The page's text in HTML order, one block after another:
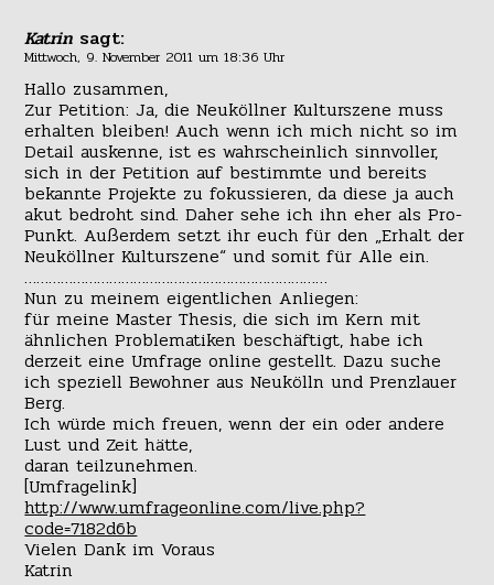
Katrin sagt:
Mittwoch, 9. November 2011 um 18:36 Uhr
Hallo zusammen,
Zur Petition: Ja, die Neuköllner Kulturszene muss
erhalten bleiben! Auch wenn ich mich nicht so im
Detail auskenne, ist es wahrscheinlich sinnvoller,
sich in der Petition auf bestimmte und bereits
bekannte Projekte zu fokussieren, da diese ja auch
akut bedroht sind. Daher sehe ich ihn eher als Pro-
Punkt. Außerdem setzt ihr euch für den „Erhalt der
Neuköllner Kulturszene“ und somit für Alle ein.
…………………………………………………………………
Nun zu meinem eigentlichen Anliegen:
für meine Master Thesis, die sich im Kern mit
ähnlichen Problematiken beschäftigt, habe ich
derzeit eine Umfrage online gestellt. Dazu suche
ich speziell Bewohner aus Neukölln und Prenzlauer
Berg.
Ich würde mich freuen, wenn der ein oder andere
Lust und Zeit hätte,
daran teilzunehmen.
[Umfragelink]
http://www.umfrageonline.com/live.php?
code=7182d6b
Vielen Dank im Voraus
Katrin